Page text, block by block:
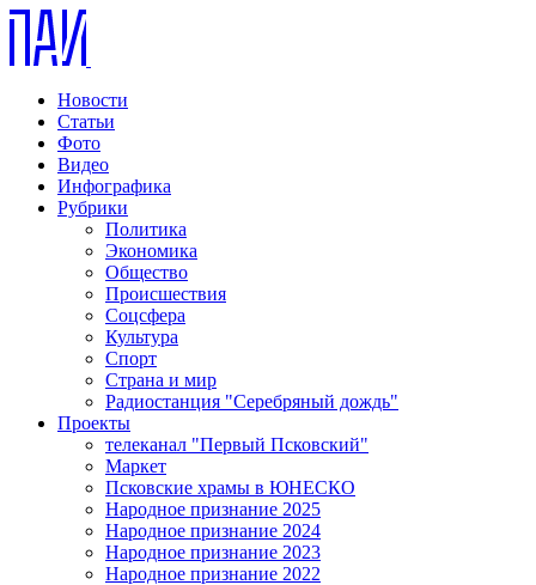
Новости
Статьи
Фото
Видео
Инфографика
Рубрики
Политика
Экономика
Общество
Происшествия
Соцсфера
Культура
Спорт
Страна и мир
Радиостанция "Серебряный дождь"
Проекты
телеканал "Первый Псковский"
Маркет
Псковские храмы в ЮНЕСКО
Народное признание 2025
Народное признание 2024
Народное признание 2023
Народное признание 2022